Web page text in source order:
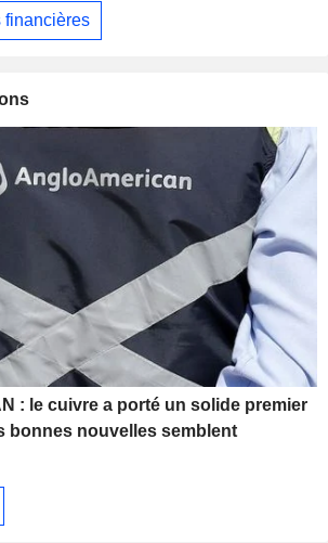
financières
: le cuivre a porté un solide premier
bonnes nouvelles semblent